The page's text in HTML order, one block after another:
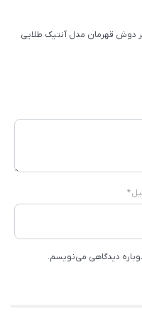
دوش قهرمان مدل آنتیک طلایی
*
دیدگاهی می‌نویسم.